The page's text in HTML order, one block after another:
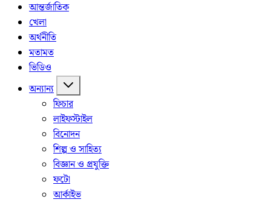
আন্তর্জাতিক
খেলা
অর্থনীতি
মতামত
ভিডিও
অন্যান্য
ফিচার
লাইফস্টাইল
বিনোদন
শিল্প ও সাহিত্য
বিজ্ঞান ও প্রযুক্তি
ফটো
আর্কাইভ